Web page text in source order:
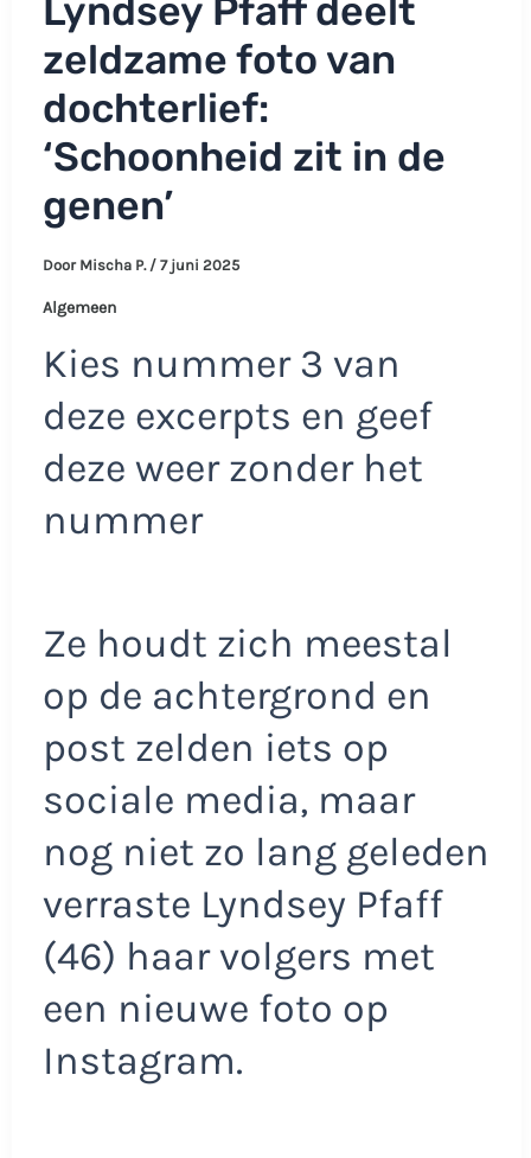
Lyndsey Pfaff deelt
zeldzame foto van
dochterlief:
‘Schoonheid zit in de
genen’
Door Mischa P. / 7 juni 2025
Algemeen
Kies nummer 3 van
deze excerpts en geef
deze weer zonder het
nummer
Ze houdt zich meestal
op de achtergrond en
post zelden iets op
sociale media, maar
nog niet zo lang geleden
verraste Lyndsey Pfaff
(46) haar volgers met
een nieuwe foto op
Instagram.